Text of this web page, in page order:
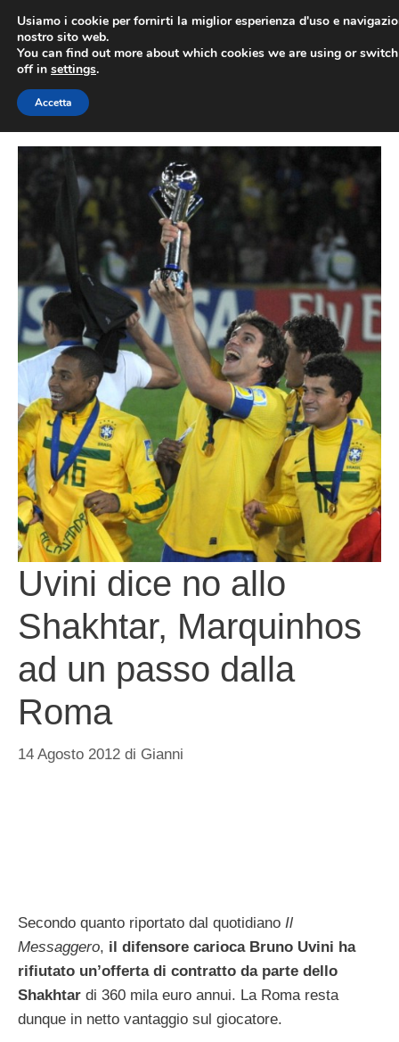
contenuto
Uvini dice no allo
Shakhtar, Marquinhos
ad un passo dalla
Roma
14 Agosto 2012 di Gianni
Secondo quanto riportato dal quotidiano Il
Messaggero, il difensore carioca Bruno Uvini ha
rifiutato un’offerta di contratto da parte dello
Shakhtar di 360 mila euro annui. La Roma resta
dunque in netto vantaggio sul giocatore.
Usiamo i cookie per fornirti la miglior esperienza d'uso e
nostro sito web.
You can find out more about which cookies we are using or
off in settings.
Accetta